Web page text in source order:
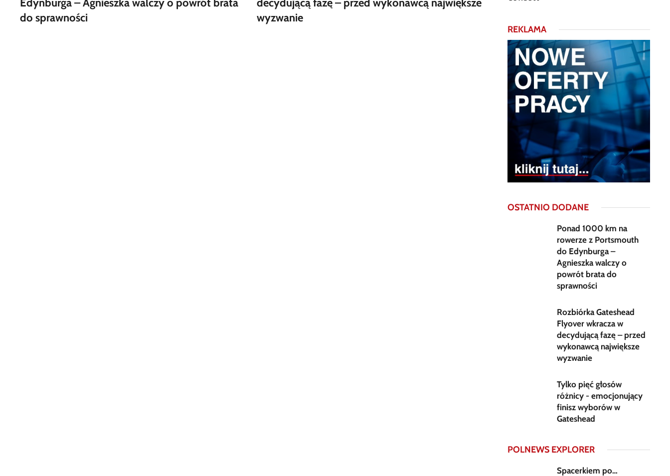
Edynburga – Agnieszka walczy o powrót brata
do sprawności
decydującą fazę – przed wykonawcą największe
wyzwanie
REKLAMA
OSTATNIO DODANE
Ponad 1000 km na
rowerze z Portsmouth
do Edynburga –
Agnieszka walczy o
powrót brata do
sprawności
Rozbiórka Gateshead
Flyover wkracza w
decydującą fazę – przed
wykonawcą największe
wyzwanie
Tylko pięć głosów
różnicy - emocjonujący
finisz wyborów w
Gateshead
POLNEWS EXPLORER
Spacerkiem po…